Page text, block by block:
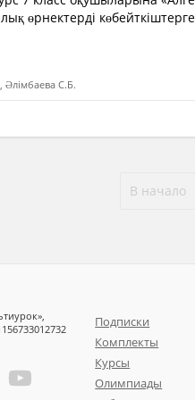
өрнектерді
Әлімбаева С.Б.
В начало
Подписки
Комплекты
Курсы
Олимпиады